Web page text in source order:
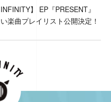
】 EP『PRESENT』
楽曲プレイリスト公開決定！